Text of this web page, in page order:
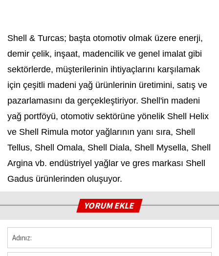
Shell & Turcas; başta otomotiv olmak üzere enerji,
demir çelik, inşaat, madencilik ve genel imalat gibi
sektörlerde, müşterilerinin ihtiyaçlarını karşılamak
için çeşitli madeni yağ ürünlerinin üretimini, satış ve
pazarlamasını da gerçekleştiriyor. Shell'in madeni
yağ portföyü, otomotiv sektörüne yönelik Shell Helix
ve Shell Rimula motor yağlarının yanı sıra, Shell
Tellus, Shell Omala, Shell Diala, Shell Mysella, Shell
Argina vb. endüstriyel yağlar ve gres markası Shell
Gadus ürünlerinden oluşuyor.
YORUM EKLE